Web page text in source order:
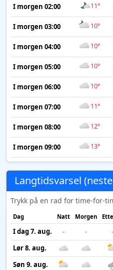
I morgen 02:00 11°
I morgen 03:00 10°
I morgen 04:00 10°
I morgen 05:00 10°
I morgen 06:00 10°
I morgen 07:00 11°
I morgen 08:00 12°
I morgen 09:00 13°
Langtidsvarsel
Trykk på en rad for time-for-
Dag Natt Morgen
I dag 7. aug. - - -
Lør 8. aug.
Søn 9. aug.